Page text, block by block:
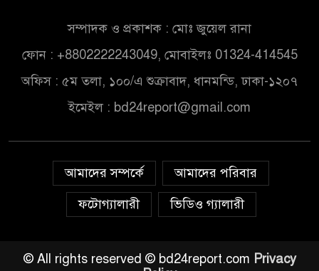
সম্পাদক ও প্রকাশক : মোঃ জুয়েল রানা
ফোন : +8802222243049, মোবাইলঃ 01324-414545
অফিস : ৫ম তলা, ১০০/এ শুক্রাবাদ, ধানমন্ডি, ঢাকা-১২০৭
ইমেইল : bd24report@gmail.com
আমাদের সম্পর্কে
আমাদের পরিবার
ফটোগ্যালারী
ভিডিও গ্যালারী
© All rights reserved © bd24report.com Privacy